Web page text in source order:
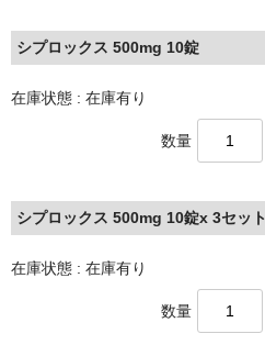
シプロックス 500mg 10錠
在庫状態 : 在庫有り
数量
シプロックス 500mg 10錠x 3セット
在庫状態 : 在庫有り
数量